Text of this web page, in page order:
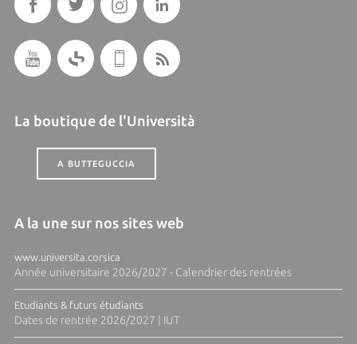
La boutique de l'Università
A BUTTEGUCCIA
A la une sur nos sites web
www.universita.corsica
Année universitaire 2026/2027 - Calendrier des rentrées
Etudiants & futurs étudiants
Dates de rentrée 2026/2027 | IUT